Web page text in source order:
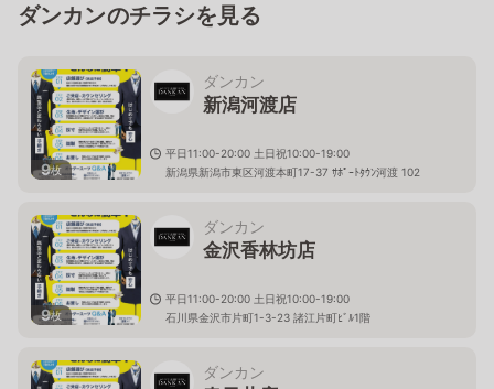
ダンカンのチラシを見る
9枚
ダンカン
新潟河渡店
平日11:00-20:00 土日祝10:00-19:00
新潟県新潟市東区河渡本町17-37 ｻﾎﾟｰﾄﾀｳﾝ河渡 102
9枚
ダンカン
金沢香林坊店
平日11:00-20:00 土日祝10:00-19:00
石川県金沢市片町1-3-23 諸江片町ﾋﾞﾙ1階
ダンカン